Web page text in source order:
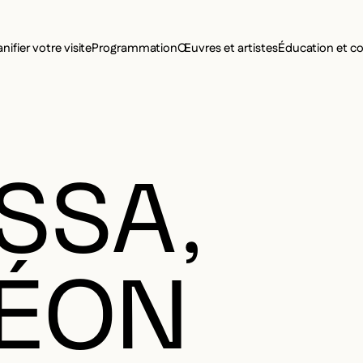
votre visiteProgrammationŒuvres et artistesÉducation et